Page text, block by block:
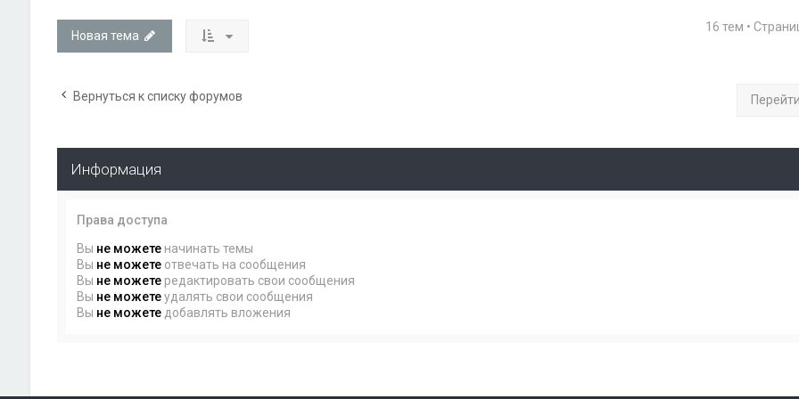
Новая тема
16 тем •
Вернуться к списку форумов Перейти
Информация
Права доступа
Вы не можетеначинать темы
Вы не можетеотвечать на сообщения
Вы не можетередактировать свои сообщения
Вы не можетеудалять свои сообщения
Вы не можетедобавлять вложения